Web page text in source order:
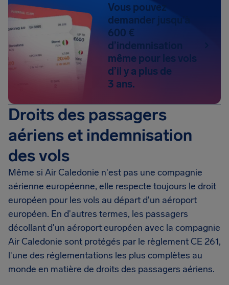
Vous pouvez
demander jusqu’à
600 €
d’indemnisation
même pour les vols
d’il y a plus de
3 ans.
Droits des passagers
aériens et indemnisation
des vols
Même si Air Caledonie n'est pas une compagnie
aérienne européenne, elle respecte toujours le droit
européen pour les vols au départ d'un aéroport
européen. En d'autres termes, les passagers
décollant d'un aéroport européen avec la compagnie
Air Caledonie sont protégés par le règlement CE 261,
l'une des réglementations les plus complètes au
monde en matière de droits des passagers aériens.